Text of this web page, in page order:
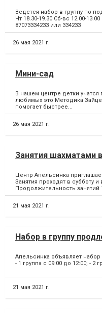
Ведется набор в группу по
Чт 18.30-19.30 Сб-вс 12.00-
87073334233 или 334233
26 мая 2021 г.
Мини-сад
В нашем центре детки
любимых это Методика
помогает быстрее...
26 мая 2021 г.
Занятия шахматами
Центр Апельсинка
Занятия проходят в субботу
Продолжительность занятий
21 мая 2021 г.
Набор в группу
Апельсинка объявляет
- 1 группа с 09:00 до 12:00; - 2
21 мая 2021 г.